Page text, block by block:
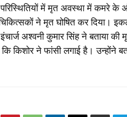
में मृत अवस्था में कमरे
ने मृत घोषित कर दिया।
अश्वनी कुमार सिंह ने बताया
कि किशोर ने फांसी लगाई है। उन्होंने